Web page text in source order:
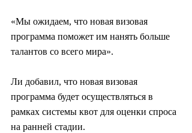
«Мы ожидаем, что новая визовая
программа поможет им нанять больше
талантов со всего мира».
Ли добавил, что новая визовая
программа будет осуществляться в
рамках системы квот для оценки спроса
на ранней стадии.